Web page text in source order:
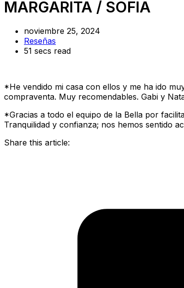
MARGARITA / SOFIA
noviembre 25, 2024
Reseñas
51 secs read
*He vendido mi casa con ellos y me ha ido
compraventa. Muy recomendables. Gabi y
*Gracias a todo el equipo de la Bella por
Tranquilidad y confianza; nos hemos sentido
Share this article: